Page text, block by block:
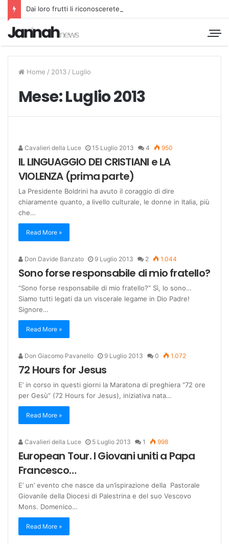
Dai loro frutti li riconoscerete
Home / 2013 / Luglio
Mese:Luglio 2013
Cavalieri della Luce 15 Luglio 2013 4 950
IL LINGUAGGIO DEI CRISTIANI e LA
VIOLENZA (prima parte)
La Presidente Boldrini ha avuto il coraggio di dire
chiaramente quanto, a livello culturale, le donne in Italia, più
che…
Read More »
Don Davide Banzato 9 Luglio 2013 2 1.044
Sono forse responsabile di mio fratello?
“Sono forse responsabile di mio fratello?” Sì, lo sono…
Siamo tutti legati da un viscerale legame in Dio Padre!
Signore…
Read More »
Don Giacomo Pavanello 9 Luglio 2013 0 1.072
72 Hours for Jesus
E’ in corso in questi giorni la Maratona di preghiera “72 ore
per Gesù” (72 Hours for Jesus), iniziativa nata…
Read More »
Cavalieri della Luce 5 Luglio 2013 1 998
European Tour. I Giovani uniti a Papa
Francesco…
E’ un’ evento che nasce da un’ispirazione della Pastorale
Giovanile della Diocesi di Palestrina e del suo Vescovo
Mons. Domenico…
Read More »